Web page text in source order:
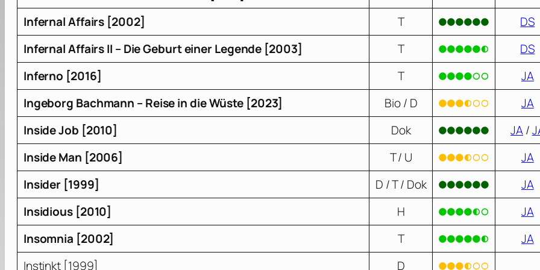
Infernal Affairs [2002]
T
DS
Infernal Affairs II – Die Geburt einer Legende [2003]
T
DS
Inferno [2016]
T
JA
Ingeborg Bachmann – Reise in die Wüste [2023]
Bio / D
JA
Inside Job [2010]
Dok JA/
Inside Man [2006]
T / U
JA
Insider [1999]
D / T / Dok
JA
Insidious [2010]
H
JA
Insomnia [2002]
T
JA
Instinkt [1999]
D